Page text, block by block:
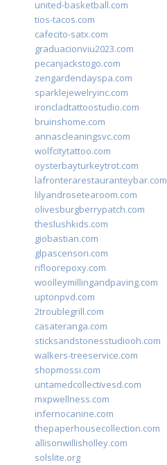
united-basketball.com
tios-tacos.com
cafecito-satx.com
graduacionviu2023.com
pecanjackstogo.com
zengardendayspa.com
sparklejewelryinc.com
ironcladtattoostudio.com
bruinshome.com
annascleaningsvc.com
wolfcitytattoo.com
oysterbayturkeytrot.com
lafronterarestauranteybar.com
lilyandrosetearoom.com
olivesburgberrypatch.com
theslushkids.com
giobastian.com
glpascensori.com
rifloorepoxy.com
woolleymillingandpaving.com
uptonpvd.com
2troublegrill.com
casateranga.com
sticksandstonesstudiooh.com
walkers-treeservice.com
shopmossi.com
untamedcollectivesd.com
mxpwellness.com
infernocanine.com
thepaperhousecollection.com
allisonwillisholley.com
solslite.org